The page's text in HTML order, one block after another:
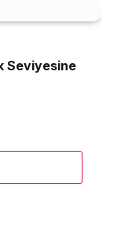
Seviyesine